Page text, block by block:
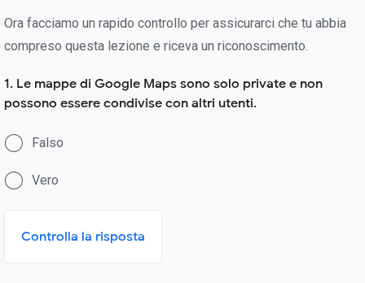
Ora facciamo un rapido controllo per assicurarci che tu abbia
compreso questa lezione e riceva un riconoscimento.
1. Le mappe di Google Maps sono solo private e non
possono essere condivise con altri utenti.
Falso
Vero
Controlla la risposta